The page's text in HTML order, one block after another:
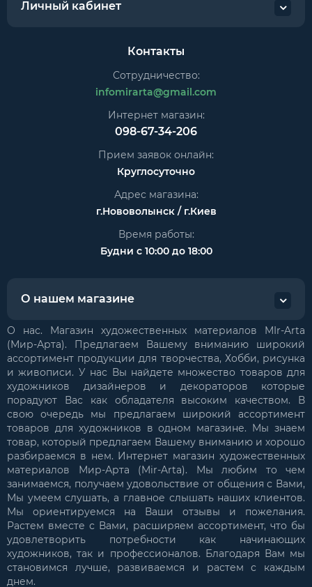
Личный кабинет
Контакты
Сотрудничество:
infomirarta@gmail.com
Интернет магазин:
098-67-34-206
Прием заявок онлайн:
Круглосуточно
Адрес магазина:
г.Нововолынск / г.Киев
Время работы:
Будни с 10:00 до 18:00
О нашем магазине
О нас. Магазин художественных материалов MIr-Arta
(Мир-Арта). Предлагаем Вашему вниманию широкий
ассортимент продукции для творчества, Хобби, рисунка
и живописи. У нас Вы найдете множество товаров для
художников дизайнеров и декораторов которые
порадуют Вас как обладателя высоким качеством. В
свою очередь мы предлагаем широкий ассортимент
товаров для художников в одном магазине. Мы знаем
товар, который предлагаем Вашему вниманию и хорошо
разбираемся в нем. Интернет магазин художественных
материалов Мир-Арта (Mir-Arta). Мы любим то чем
занимаемся, получаем удовольствие от общения с Вами,
Мы умеем слушать, а главное слышать наших клиентов.
Мы ориентируемся на Ваши отзывы и пожелания.
Растем вместе с Вами, расширяем ассортимент, что бы
удовлетворить потребности как начинающих
художников, так и профессионалов. Благодаря Вам мы
становимся лучше, развиваемся и растем с каждым
днем.